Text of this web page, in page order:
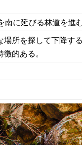
南に延びる林道を進
所を探して下降す
的ある。